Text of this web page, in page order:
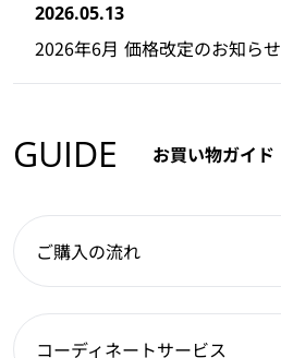
2026.05.13
2026年6月 価格改定のお知らせ
GUIDE お買い物ガイド
ご購入の流れ
コーディネートサービス